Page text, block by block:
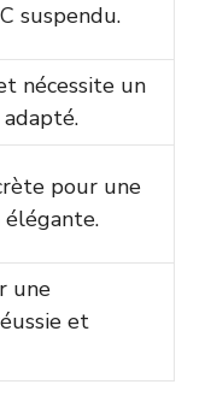
suspendu.
nécessite un
pour une
une
et